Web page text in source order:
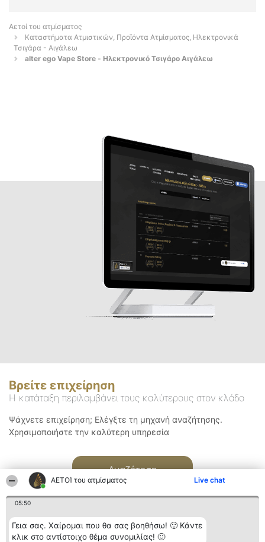
ΑΕΤΟΊ του ατμίσματος Live chat
05:50
Γεια σας. Χαίρομαι που θα σας βοηθήσω! 🙂 Κάντε
κλικ στο αντίστοιχο θέμα συνομιλίας! 🙂
Αετοί του ατμίσματος
Καταστήματα Ατμιστικών, Προϊόντα Ατμίσματος, Ηλεκτρονικά
Τσιγάρα - Αιγάλεω
alter ego Vape Store - Ηλεκτρονικό Τσιγάρο Αιγάλεω
Βρείτε επιχείρηση
Η κατάταξη περιλαμβάνει τους καλύτερους στον κλάδο
Ψάχνετε επιχείρηση; Ελέγξτε τη μηχανή αναζήτησης.
Χρησιμοποιήστε την καλύτερη υπηρεσία
Αναζήτηση